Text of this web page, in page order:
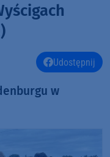
Udostępnij
w